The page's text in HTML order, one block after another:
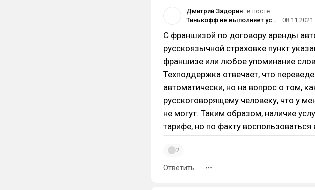
Дмитрий Задорин в посте
Тинькофф не выполняет условия по предоставлению услуг Персонального менеджера на тарифе Премиум
08.11.2021
С франшизой по договору аренды
русскоязычной страховке пункт
франшизе или любое упоминание
Техподдержка отвечает, что
автоматически, но на вопрос о том,
русскоговорящему человеку, что у
не могут. Таким образом, наличие
тарифе, но по факту
2
Ответить